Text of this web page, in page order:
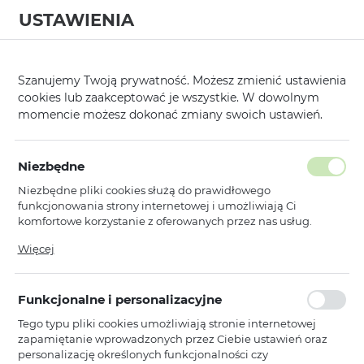
Strona główna / Kategorie Etui, Kabury i Pokrowce Marki
KATEGORIE SORTUJ
DKNY
Oryginalne Etui DKNY hardcase
DKHMP15LHRHSEK do Iphone 15
Niedostępny
Ean: 3666339268114
USTAWIENIA
Szanujemy Twoją prywatność. Możesz zmienić ustawienia
cookies lub zaakceptować je wszystkie. W dowolnym
momencie możesz dokonać zmiany swoich ustawień.
Niezbędne
Niezbędne pliki cookies służą do prawidłowego
funkcjonowania strony internetowej i umożliwiają Ci
komfortowe korzystanie z oferowanych przez nas usług.
działania w celu m.in. dostosowania Twoich ustawień
preferencji prywatności, logowania czy wypełniania
formularzy. Dzięki plikom cookies strona, z której korzystasz,
może działać bez zakłóceń.
Więcej
Funkcjonalne i personalizacyjne
Tego typu pliki cookies umożliwiają stronie internetowej
zapamiętanie wprowadzonych przez Ciebie ustawień oraz
personalizację określonych funkcjonalności czy